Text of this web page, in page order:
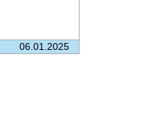
06.01.2025